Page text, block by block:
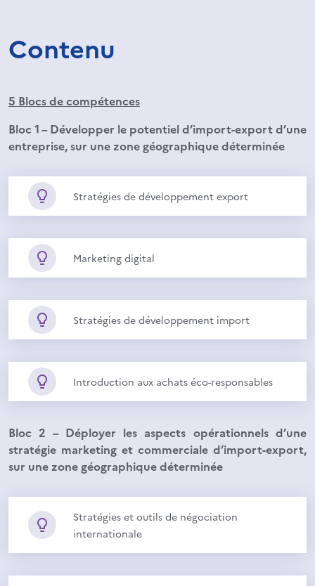
Contenu
5 Blocs de compétences
Bloc 1 – Développer le potentiel d’import-export d’une
entreprise, sur une zone géographique déterminée
Stratégies de développement export
Marketing digital
Stratégies de développement import
Introduction aux achats éco-responsables
Bloc 2 – Déployer les aspects opérationnels d’une
stratégie marketing et commerciale d’import-export,
sur une zone géographique déterminée
Stratégies et outils de négociation
internationale